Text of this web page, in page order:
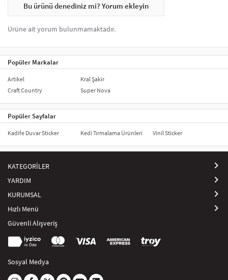
Bu ürünü denediniz mi? Yorum ekleyin
Ürüne ait yorum bulunmamaktadır.
Popüler Markalar
Artikel
Craft Country
Kral Şakir
Super Nova
Popüler Sayfalar
Kadife Duvar Sticker Kedi Tırmalama Ürünleri Vinil Sticker
KATEGORİLER
YARDIM
KURUMSAL
Hızlı Menü
Güvenli Alışveriş
Sosyal Medya